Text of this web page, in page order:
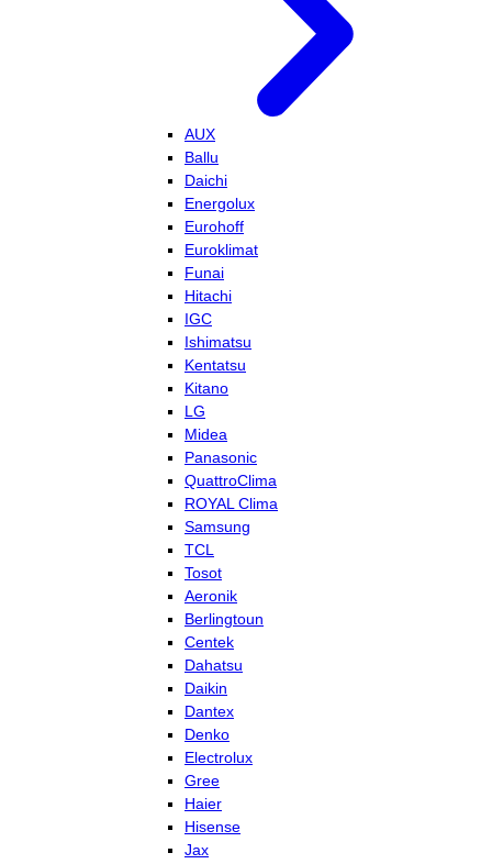
AUX
Ballu
Daichi
Energolux
Eurohoff
Euroklimat
Funai
Hitachi
IGC
Ishimatsu
Kentatsu
Kitano
LG
Midea
Panasonic
QuattroClima
ROYAL Clima
Samsung
TCL
Tosot
Aeronik
Berlingtoun
Centek
Dahatsu
Daikin
Dantex
Denko
Electrolux
Gree
Haier
Hisense
Jax